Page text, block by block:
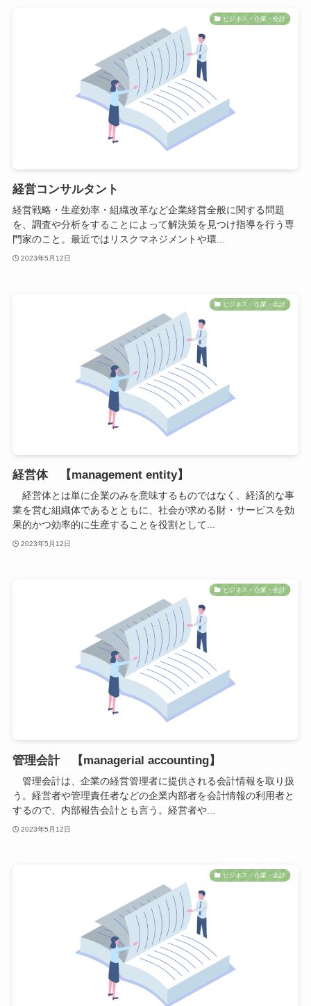
ビジネス・企業・会計
経営コンサルタント
経営戦略・生産効率・組織改革など企業経営全般に関する問題
を、調査や分析をすることによって解決策を見つけ指導を行う専
門家のこと。最近ではリスクマネジメントや環...
2023年5月12日
ビジネス・企業・会計
経営体 【management entity】
経営体とは単に企業のみを意味するものではなく、経済的な事
業を営む組織体であるとともに、社会が求める財・サービスを効
果的かつ効率的に生産することを役割として...
2023年5月12日
ビジネス・企業・会計
管理会計 【managerial accounting】
管理会計は、企業の経営管理者に提供される会計情報を取り扱
う。経営者や管理責任者などの企業内部者を会計情報の利用者と
するので、内部報告会計とも言う。経営者や...
2023年5月12日
ビジネス・企業・会計